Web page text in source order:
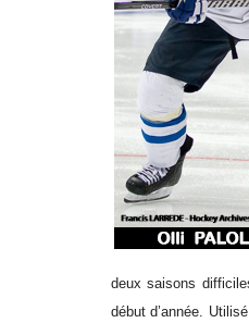
deux saisons
début d’année.